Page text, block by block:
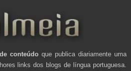
conteúdo que publica diariamente uma
links dos blogs de língua portuguesa.